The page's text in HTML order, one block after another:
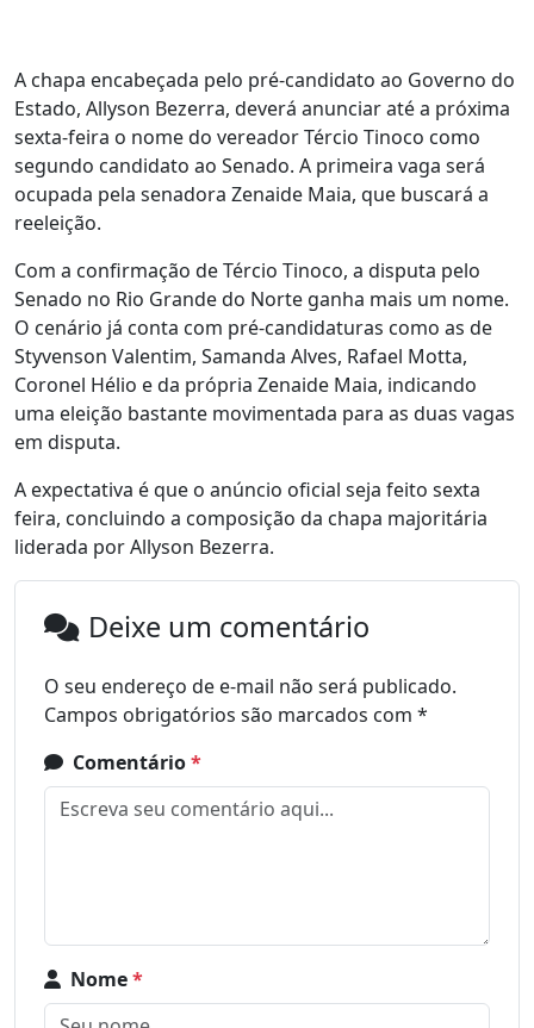
A chapa encabeçada pelo pré-candidato ao Governo do
Estado, Allyson Bezerra, deverá anunciar até a próxima
sexta-feira o nome do vereador Tércio Tinoco como
segundo candidato ao Senado. A primeira vaga será
ocupada pela senadora Zenaide Maia, que buscará a
reeleição.
Com a confirmação de Tércio Tinoco, a disputa pelo
Senado no Rio Grande do Norte ganha mais um nome.
O cenário já conta com pré-candidaturas como as de
Styvenson Valentim, Samanda Alves, Rafael Motta,
Coronel Hélio e da própria Zenaide Maia, indicando
uma eleição bastante movimentada para as duas vagas
em disputa.
A expectativa é que o anúncio oficial seja feito sexta
feira, concluindo a composição da chapa majoritária
liderada por Allyson Bezerra.
Deixe um comentário
O seu endereço de e-mail não será publicado.
Campos obrigatórios são marcados com *
Comentário*
Nome*